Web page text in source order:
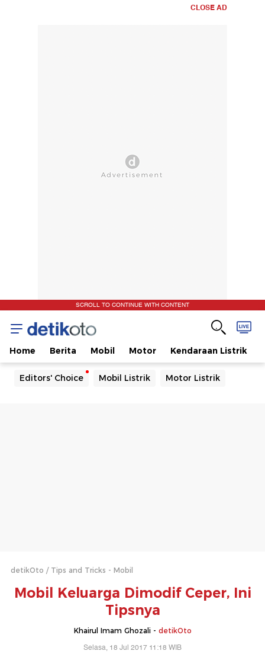
CLOSE AD
SCROLL TO CONTINUE WITH CONTENT
Home Berita Mobil Motor Kendaraan Listrik
Editors' Choice Mobil Listrik Motor Listrik
detikOto Tips and Tricks - Mobil
Mobil Keluarga Dimodif Ceper, Ini
Tipsnya
Khairul Imam Ghozali - detikOto
Selasa, 18 Jul 2017 11:18 WIB